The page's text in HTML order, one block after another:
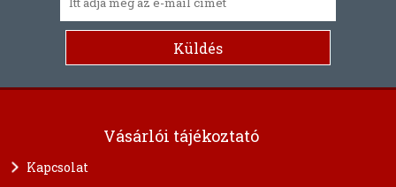
Vásárlói tájékoztató
Kapcsolat